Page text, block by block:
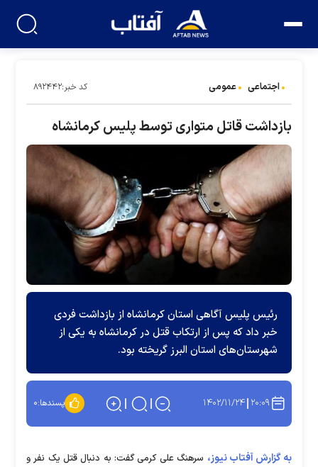
اجتماعی عمومی کد خبر:۸۹۲۴۴۲
بازداشت قاتل متواری توسط پلیس کرمانشاه
رئیس پلیس آگاهی استان کرمانشاه از بازداشت فردی
خبر داد که پس از ارتکاب قتل در کرمانشاه به یکی از
شهرستان‌های استان البرز گریخته بود.
۲۰:۰۹ ۱۴۰۲/۱۱/۲۴ پسندها:۰
به گزارش آفتاب نیوز، سرهنگ علی کرمی گفت: به دنبال قتل یک نفر و